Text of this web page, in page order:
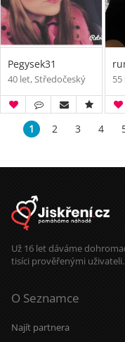
Pegysek31
40 let, Středočeský
1 2 3 4
Už 16 let dáváme
tisíci prověřenými
O Seznamce
Najít partnera